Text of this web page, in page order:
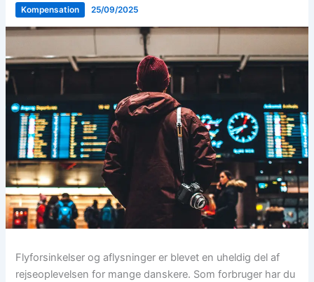
Kompensation 25/09/2025
Flyforsinkelser og aflysninger er blevet en uheldig del af
rejseoplevelsen for mange danskere. Som forbruger har du